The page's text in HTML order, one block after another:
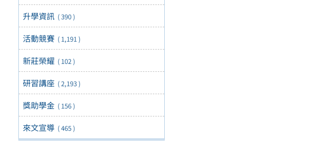
升學資訊 ( 390 )
活動競賽 ( 1,191 )
新莊榮耀 ( 102 )
研習講座 ( 2,193 )
獎助學金 ( 156 )
來文宣導 ( 465 )